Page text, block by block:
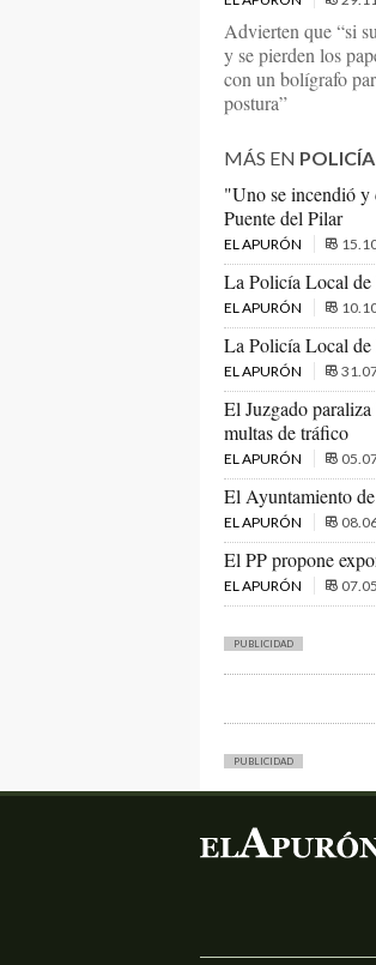
Advierten que “si
y se pierden los
con un bolígrafo
postura”
MÁS EN
"Uno se incendió y
Puente del Pilar
EL APURÓN
La Policía Local de
EL APURÓN
La Policía Local de
EL APURÓN
El Juzgado
multas de tráfico
EL APURÓN
El Ayuntamiento
EL APURÓN
El PP propone
EL APURÓN
PUBLICIDAD
PUBLICIDAD